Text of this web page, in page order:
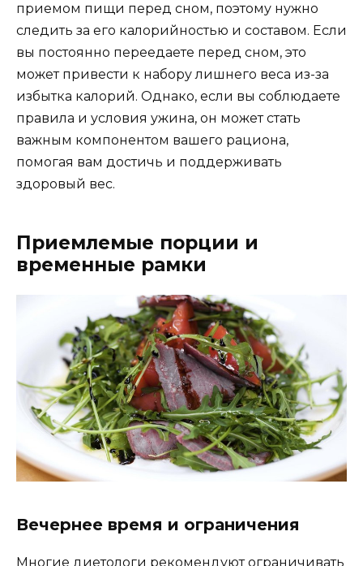
приемом пищи перед сном, поэтому нужно
следить за его калорийностью и составом. Если
вы постоянно переедаете перед сном, это
может привести к набору лишнего веса из-за
избытка калорий. Однако, если вы соблюдаете
правила и условия ужина, он может стать
важным компонентом вашего рациона,
помогая вам достичь и поддерживать
здоровый вес.
Приемлемые порции и
временные рамки
Вечернее время и ограничения
Многие диетологи рекомендуют ограничивать